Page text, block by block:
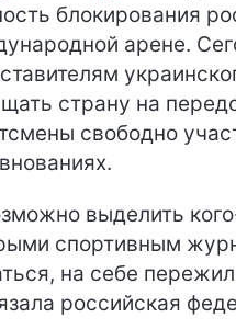
блокирования
арене.
страну на
свободно
выделить
спортивным
на себе
российская